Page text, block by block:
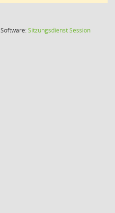
Software:SitzungsdienstSession(Wird in